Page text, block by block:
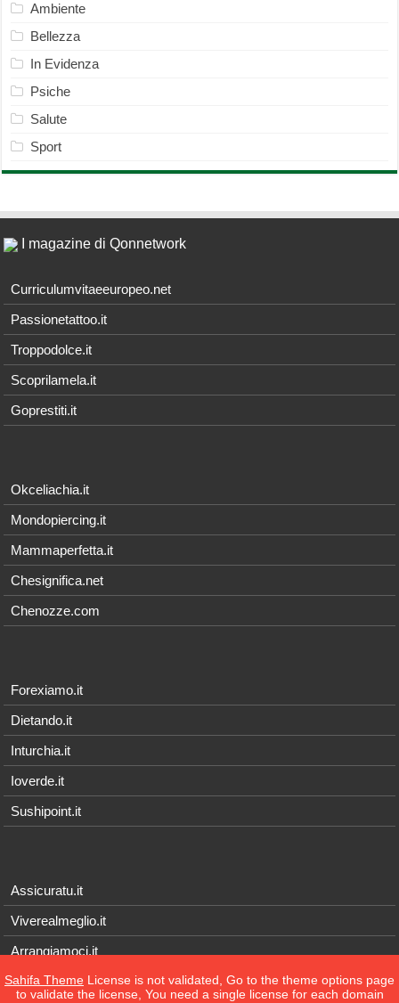
Ambiente
Bellezza
In Evidenza
Psiche
Salute
Sport
I magazine di Qonnetwork
Curriculumvitaeeuropeo.net
Passionetattoo.it
Troppodolce.it
Scoprilamela.it
Goprestiti.it
Okceliachia.it
Mondopiercing.it
Mammaperfetta.it
Chesignifica.net
Chenozze.com
Forexiamo.it
Dietando.it
Inturchia.it
Ioverde.it
Sushipoint.it
Assicuratu.it
Viverealmeglio.it
Arrangiamoci.it
Tecnichef.it
Sahifa Theme License is not validated, Go to the theme options page
to validate the license, You need a single license for each domain